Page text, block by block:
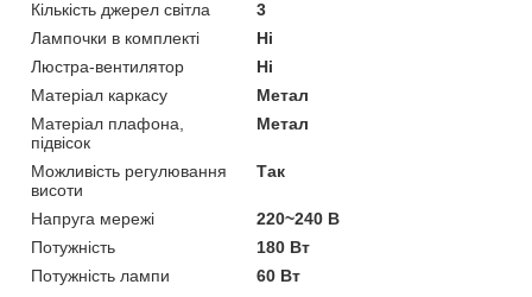
Кількість джерел світла
3
Лампочки в комплекті
Ні
Люстра-вентилятор
Ні
Матеріал каркасу
Метал
Матеріал плафона,
підвісок
Метал
Можливість регулювання
висоти
Так
Напруга мережі
220~240 В
Потужність
180 Вт
Потужність лампи
60 Вт